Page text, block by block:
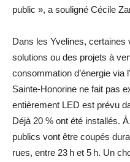
public », a souligné Cécile
Dans les Yvelines, certaines
solutions ou des projets à
consommation d’énergie via
Sainte-Honorine ne fait pas
entièrement LED est prévu
Déjà 20 % ont été installés.
publics vont être coupés
rues, entre 23 h et 5 h. Un